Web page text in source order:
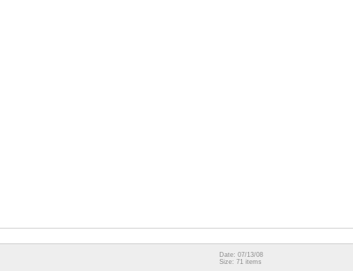
Date: 07/13/08
Size: 71 items